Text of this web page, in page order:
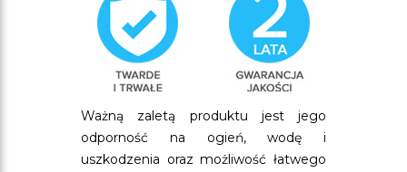
Ważną zaletą produktu jest jego
odporność na ogień, wodę i
uszkodzenia oraz możliwość łatwego